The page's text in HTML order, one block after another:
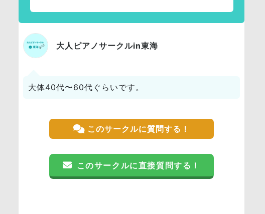
大人ピアノサークルin東海
大体40代〜60代ぐらいです。
このサークルに質問する！
このサークルに直接質問する！